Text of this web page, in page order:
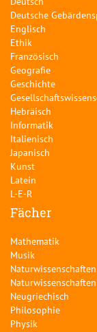
Deutsche
Englisch
Ethik
Französisch
Geografie
Geschichte
Hebräisch
Informatik
Italienisch
Japanisch
Kunst
Latein
L-E-R
Fächer
Mathematik
Musik
Neugriechisch
Philosophie
Physik